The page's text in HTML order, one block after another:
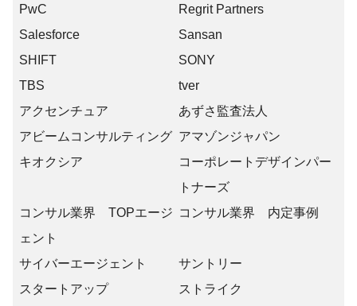
PwC
Regrit Partners
Salesforce
Sansan
SHIFT
SONY
TBS
tver
アクセンチュア
あずさ監査法人
アビームコンサルティング アマゾンジャパン
キオクシア
コーポレートデザインパー
トナーズ
コンサル業界 TOPエージ
ェント
コンサル業界 内定事例
サイバーエージェント
サントリー
スタートアップ
ストライク